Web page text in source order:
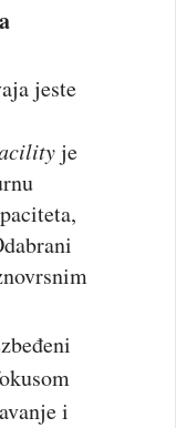
jeste
je
i